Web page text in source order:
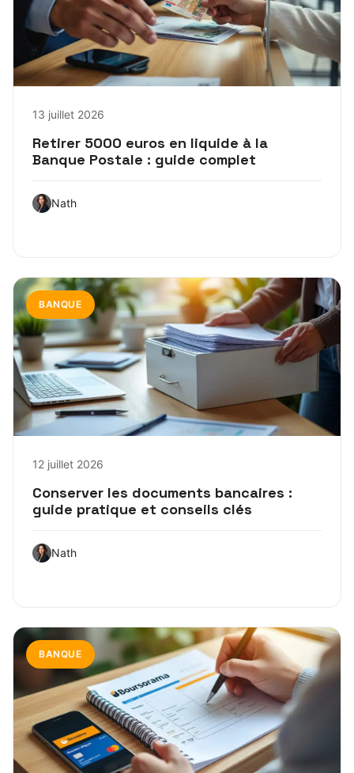
13 juillet 2026
Retirer 5000 euros en liquide à la
Banque Postale : guide complet
Nath
BANQUE
12 juillet 2026
Conserver les documents bancaires :
guide pratique et conseils clés
Nath
BANQUE